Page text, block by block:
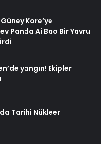
Kore’ye
Panda Ai Bao Bir Yavru
yangın! Ekipler
Tarihi Nükleer